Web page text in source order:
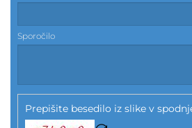
Sporočilo
Prepišite besedilo iz slike v